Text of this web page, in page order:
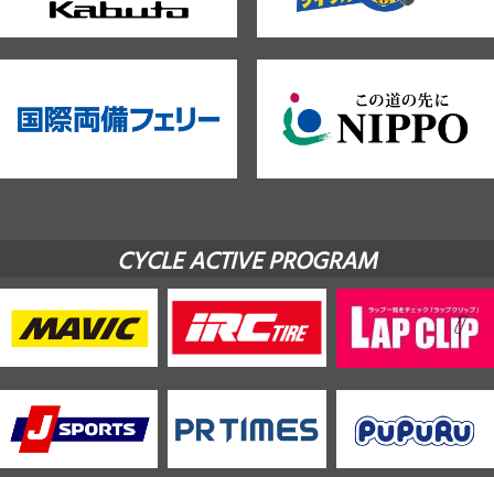
CYCLE ACTIVE PROGRAM